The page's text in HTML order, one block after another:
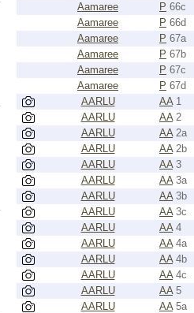
Aamaree
P 66c
Aamaree
P 66d
Aamaree
P 67a
Aamaree
P 67b
Aamaree
P 67c
Aamaree
P 67d
AARLU
AA1
AARLU
AA2
AARLU
AA2a
AARLU
AA2b
AARLU
AA3
AARLU
AA3a
AARLU
AA3b
AARLU
AA3c
AARLU
AA4
AARLU
AA4a
AARLU
AA4b
AARLU
AA4c
AARLU
AA5
AARLU
AA5a